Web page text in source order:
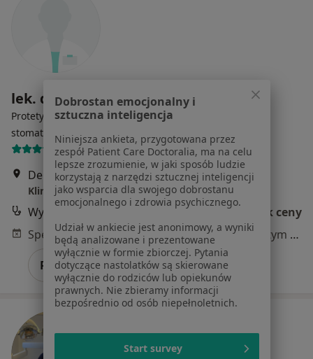
lek. dent. Przemysław Warszawa
Protetyk stomatologiczny, Stomatolog, Chirurg
stomatologiczny
Więcej
6 opinii
Derkaczy 57 B, Warszawa• Mapa
Klinika Stomatologiczna BIORENIX-FALDENT
Wypełnienie kompozytowe
Brak ceny
Specjalista nie oferuje umawiania online pod tym adresem.
Poproś o wizytę
Dobrostan emocjonalny i
sztuczna inteligencja
Niniejsza ankieta, przygotowana przez
zespół Patient Care Doctoralia, ma na celu
lepsze zrozumienie, w jaki sposób ludzie
korzystają z narzędzi sztucznej inteligencji
jako wsparcia dla swojego dobrostanu
emocjonalnego i zdrowia psychicznego.
Udział w ankiecie jest anonimowy, a wyniki
będą analizowane i prezentowane
wyłącznie w formie zbiorczej. Pytania
dotyczące nastolatków są skierowane
wyłącznie do rodziców lub opiekunów
prawnych. Nie zbieramy informacji
bezpośrednio od osób niepełnoletnich.
Start survey